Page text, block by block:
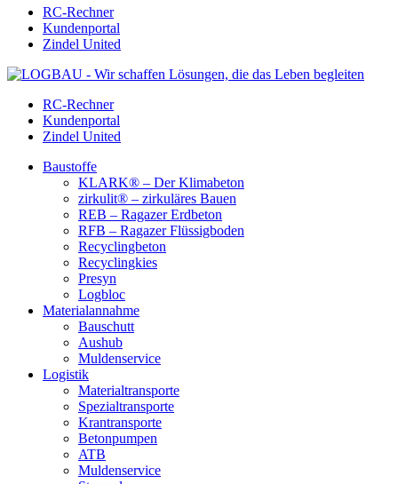
RC-Rechner
Kundenportal
Zindel United
RC-Rechner
Kundenportal
Zindel United
Baustoffe
KLARK® – Der Klimabeton
zirkulit® – zirkuläres Bauen
REB – Ragazer Erdbeton
RFB – Ragazer Flüssigboden
Recyclingbeton
Recyclingkies
Presyn
Logbloc
Materialannahme
Bauschutt
Aushub
Muldenservice
Logistik
Materialtransporte
Spezialtransporte
Krantransporte
Betonpumpen
ATB
Muldenservice